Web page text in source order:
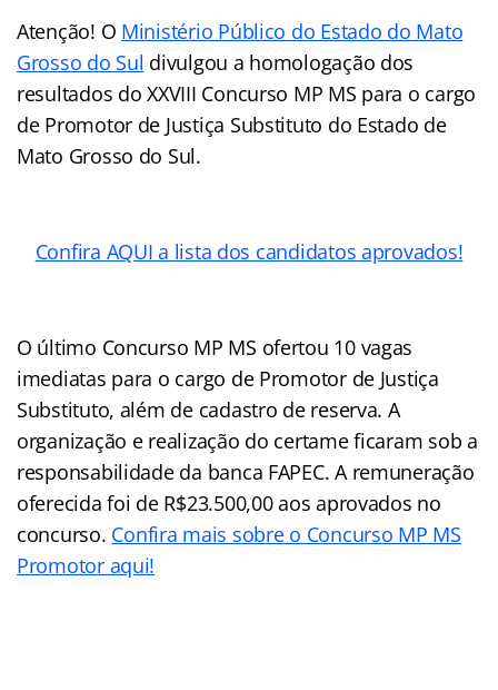
Atenção! O Ministério Público do Estado do Mato
Grosso do Sul divulgou a homologação dos
resultados do XXVIII Concurso MP MS para o cargo
de Promotor de Justiça Substituto do Estado de
Mato Grosso do Sul.
Confira AQUI a lista dos candidatos aprovados!
O último Concurso MP MS ofertou 10 vagas
imediatas para o cargo de Promotor de Justiça
Substituto, além de cadastro de reserva. A
organização e realização do certame ficaram sob a
responsabilidade da banca FAPEC. A remuneração
oferecida foi de R$23.500,00 aos aprovados no
concurso. Confira mais sobre o Concurso MP MS
Promotor aqui!